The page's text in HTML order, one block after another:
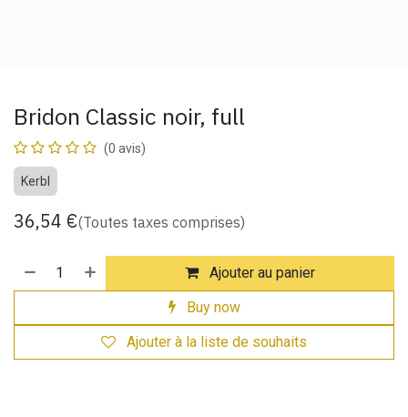
Bridon Classic noir, full
(0 avis)
Kerbl
36,54 €(Toutes taxes comprises)
Ajouter au panier
Buy now
Ajouter à la liste de souhaits